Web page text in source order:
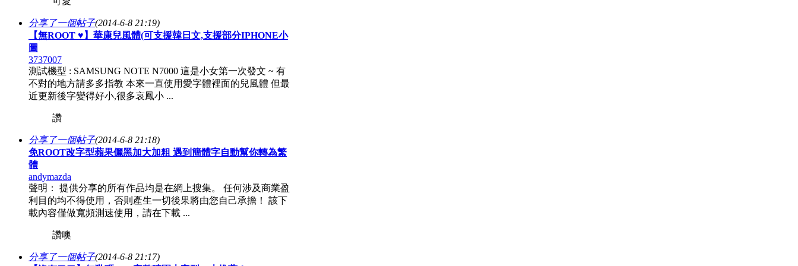
分享了一個帖子(2014-6-8 21:19)
【無ROOT ♥】華康兒風體(可支援韓日文,支援部分IPHONE小
圖
3737007
測試機型 : SAMSUNG NOTE N7000 這是小女第一次發文 ~ 有
不對的地方請多多指教 本來一直使用愛字體裡面的兒風體 但最
近更新後字變得好小,很多哀鳳小 ...
讚
分享了一個帖子(2014-6-8 21:18)
免ROOT改字型蘋果儷黑加大加粗 遇到簡體字自動幫你轉為繁
體
andymazda
聲明： 提供分享的所有作品均是在網上搜集。 任何涉及商業盈
利目的均不得使用，否則產生一切後果將由您自己承擔！ 該下
載內容僅做寬頻測速使用，請在下載 ...
讚噢
分享了一個帖子(2014-6-8 21:17)